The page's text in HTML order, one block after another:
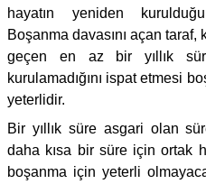
hayatın yeniden
Boşanma davasını açan
geçen en az bir yıllık
kurulamadığını ispat etmesi
yeterlidir.
Bir yıllık süre asgari olan
daha kısa bir süre için ortak
boşanma için yeterli